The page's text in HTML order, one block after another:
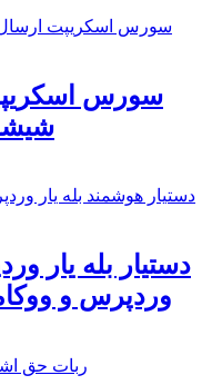
سورس
دستیار بله یار
وردپرس و